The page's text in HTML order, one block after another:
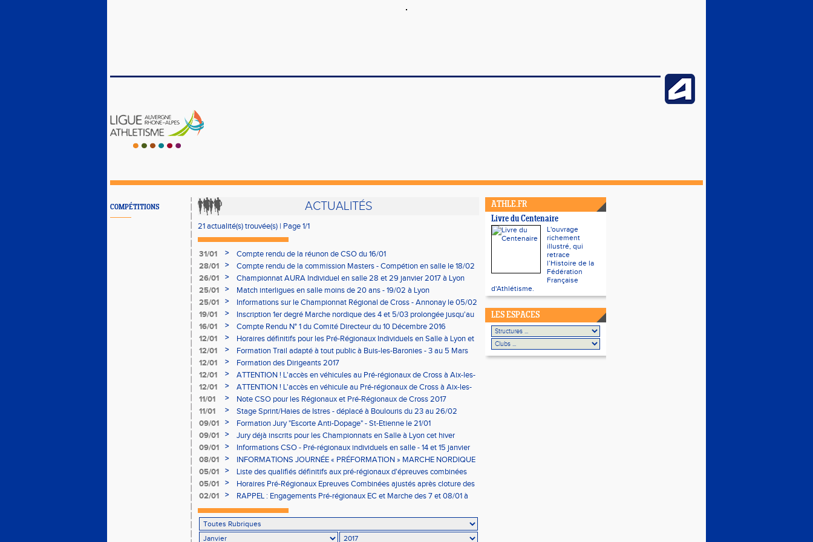
COMPÉTITIONS ACTUALITÉS
21 actualité(s) trouvée(s) | Page 1/1
31/01 >
Compte rendu de la réunon de CSO du 16/01
28/01
>
Compte rendu de la commission Masters - Compétion en salle le 18/02
à Bourgoin
26/01 >
Championnat AURA Individuel en salle 28 et 29 janvier 2017 à Lyon
25/01
>
Match interligues en salle moins de 20 ans - 19/02 à Lyon
25/01
>
Informations sur le Championnat Régional de Cross - Annonay le 05/02
19/01
>
Inscription 1er degré Marche nordique des 4 et 5/03 prolongée jusqu'au
03/02 (sous condition)
16/01 >
Compte Rendu N° 1 du Comité Directeur du 10 Décembre 2016
12/01
>
Horaires définitifs pour les Pré-Régionaux Individuels en Salle à Lyon et
Aubière
12/01 >
Formation Trail adapté à tout public à Buis-les-Baronies - 3 au 5 Mars
12/01
>
Formation des Dirigeants 2017
12/01
>
ATTENTION ! L'accès en véhicules au Pré-régionaux de Cross à Aix-les-
Bains sera réglementé
12/01 >
ATTENTION ! L'accès en véhicule au Pré-régionaux de Cross à Aix-les-
Bains sera réglementé
11/01 >
Note CSO pour les Régionaux et Pré-Régionaux de Cross 2017
11/01
>
Stage Sprint/Haies de Istres - déplacé à Boulouris du 23 au 26/02
09/01
>
Formation Jury "Escorte Anti-Dopage" - St-Etienne le 21/01
09/01
>
Jury déjà inscrits pour les Championnats en Salle à Lyon cet hiver
09/01
>
Informations CSO - Pré-régionaux individuels en salle - 14 et 15 janvier
2017
08/01 >
INFORMATIONS JOURNÉE « PRÉFORMATION » MARCHE NORDIQUE
- 11/02 à St-Etienne
05/01 >
Liste des qualifiés définitifs aux pré-régionaux d'épreuves combinées
des 7 et 8/01 à Lyon
05/01 >
Horaires Pré-Régionaux Epreuves Combinées ajustés après cloture des
engagements
02/01 >
RAPPEL : Engagements Pré-régionaux EC et Marche des 7 et 08/01 à
ATHLE.FR
Livre du Centenaire
L'ouvrage
richement
illustré, qui
retrace
l’Histoire de la
Fédération
Française
d'Athlétisme.
LES ESPACES